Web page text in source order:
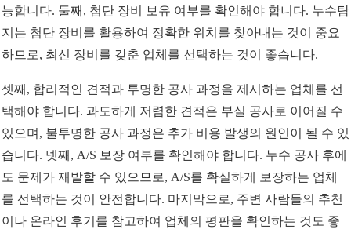
능합니다. 둘째, 첨단 장비 보유 여부를 확인해야 합니다. 누수탐
지는 첨단 장비를 활용하여 정확한 위치를 찾아내는 것이 중요
하므로, 최신 장비를 갖춘 업체를 선택하는 것이 좋습니다.
셋째, 합리적인 견적과 투명한 공사 과정을 제시하는 업체를 선
택해야 합니다. 과도하게 저렴한 견적은 부실 공사로 이어질 수
있으며, 불투명한 공사 과정은 추가 비용 발생의 원인이 될 수 있
습니다. 넷째, A/S 보장 여부를 확인해야 합니다. 누수 공사 후에
도 문제가 재발할 수 있으므로, A/S를 확실하게 보장하는 업체
를 선택하는 것이 안전합니다. 마지막으로, 주변 사람들의 추천
이나 온라인 후기를 참고하여 업체의 평판을 확인하는 것도 좋